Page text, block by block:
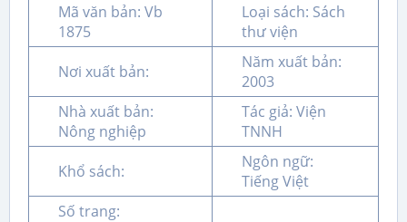
Mã văn bản: Vb
1875
Loại sách: Sách
thư viện
Nơi xuất bản:
Năm xuất bản:
2003
Nhà xuất bản:
Nông nghiệp
Tác giả: Viện
TNNH
Khổ sách:
Ngôn ngữ:
Tiếng Việt
Số trang: